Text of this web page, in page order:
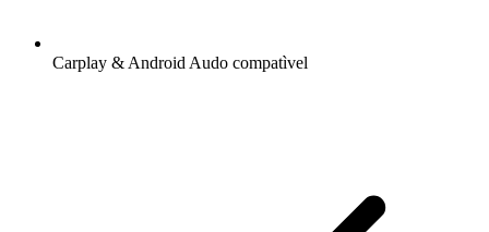
Carplay & Android Audo compatìvel